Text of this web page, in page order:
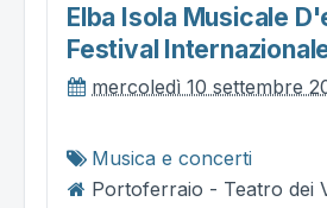
Elba Isola Musicale
Festival
mercoledì 10 settembre
Musica e concerti
Portoferraio - Teatro dei